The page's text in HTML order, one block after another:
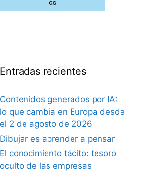
Entradas recientes
Contenidos generados por IA:
lo que cambia en Europa desde
el 2 de agosto de 2026
Dibujar es aprender a pensar
El conocimiento tácito: tesoro
oculto de las empresas